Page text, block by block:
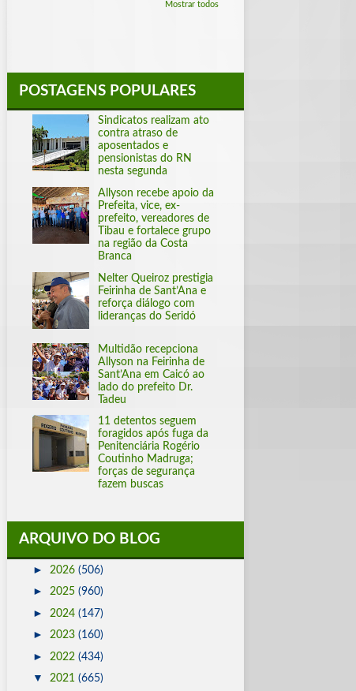
Mostrar todos
POSTAGENS POPULARES
Sindicatos realizam ato
contra atraso de
aposentados e
pensionistas do RN
nesta segunda
Allyson recebe apoio da
Prefeita, vice, ex-
prefeito, vereadores de
Tibau e fortalece grupo
na região da Costa
Branca
Nelter Queiroz prestigia
Feirinha de Sant’Ana e
reforça diálogo com
lideranças do Seridó
Multidão recepciona
Allyson na Feirinha de
Sant’Ana em Caicó ao
lado do prefeito Dr.
Tadeu
11 detentos seguem
foragidos após fuga da
Penitenciária Rogério
Coutinho Madruga;
forças de segurança
fazem buscas
ARQUIVO DO BLOG
► 2026 (506)
► 2025 (960)
► 2024 (147)
► 2023 (160)
► 2022 (434)
▼ 2021 (665)